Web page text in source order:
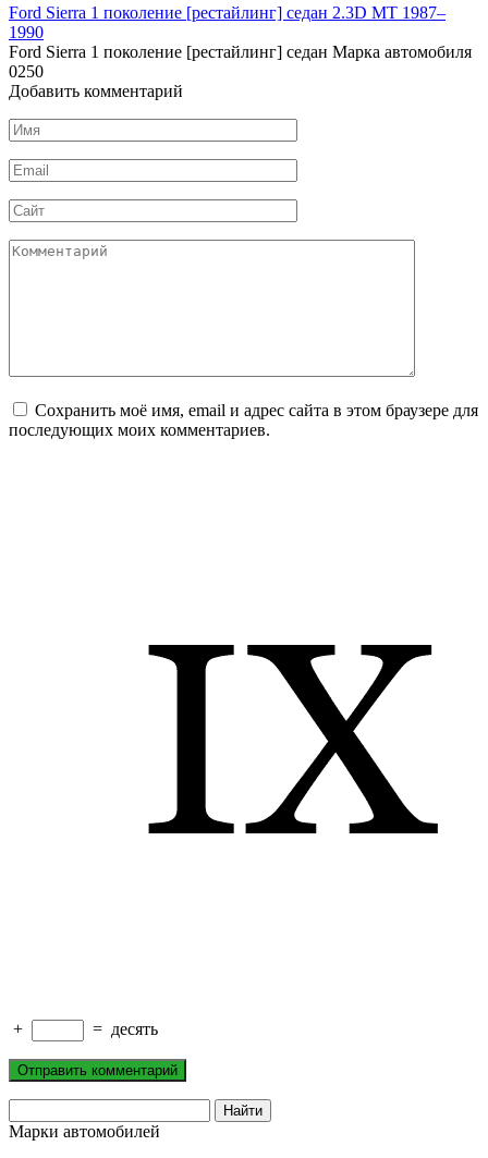
Ford Sierra 1 поколение [рестайлинг] седан 2.3D MT 1987–
1990
Ford Sierra 1 поколение [рестайлинг] седан Марка автомобиля
0250
Добавить комментарий
Имя
*
Email
*
Сайт
Комментарий
Сохранить моё имя, email и адрес сайта в этом браузере для
последующих моих комментариев.
+ = десять
Марки автомобилей